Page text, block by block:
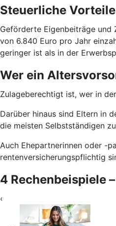
Steuerliche Vorteile
Geförderte Eigenbeiträge und
von 6.840 Euro pro Jahr
geringer ist als in der
Wer ein
Zulageberechtigt ist, wer in
Darüber hinaus sind Eltern in
die meisten Selbstständigen
Auch Ehepartnerinnen oder -
rentenversicherungspflichtig
4 Rechenbeispiele
‹